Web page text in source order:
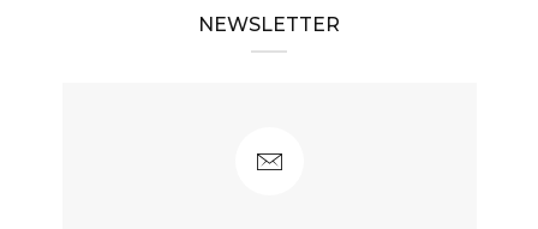
NEWSLETTER